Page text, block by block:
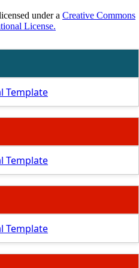
under a Creative Commons
License.